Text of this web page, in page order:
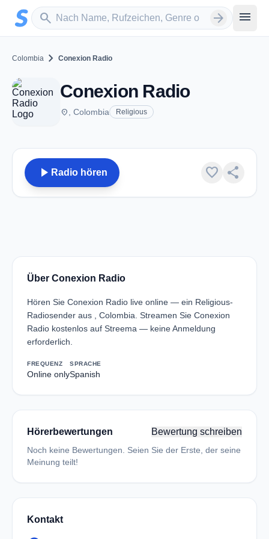
Zum Hauptinhalt springen
search
Sender suchen arrow_forward menu
Colombia chevron_right Conexion Radio
Conexion Radio
place , Colombia Religious
play_arrow Radio hören favorite share
Über Conexion Radio
Hören Sie Conexion Radio live online — ein Religious-
Radiosender aus , Colombia. Streamen Sie Conexion
Radio kostenlos auf Streema — keine Anmeldung
erforderlich.
FREQUENZ
Online only
SPRACHE
Spanish
Hörerbewertungen Bewertung schreiben
Noch keine Bewertungen. Seien Sie der Erste, der seine
Meinung teilt!
Kontakt